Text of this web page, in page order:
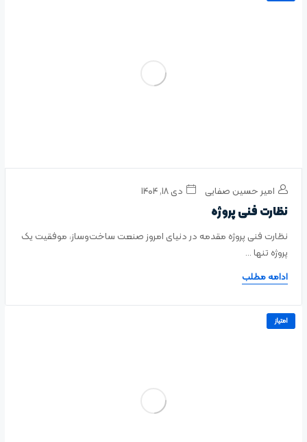
امیر حسین صفایی دی ۱۸, ۱۴۰۴
نظارت فنی پروژه
نظارت فنی پروژه مقدمه در دنیای امروز صنعت ساخت‌وساز، موفقیت یک
پروژه تنها ...
ادامه مطلب
امتیاز